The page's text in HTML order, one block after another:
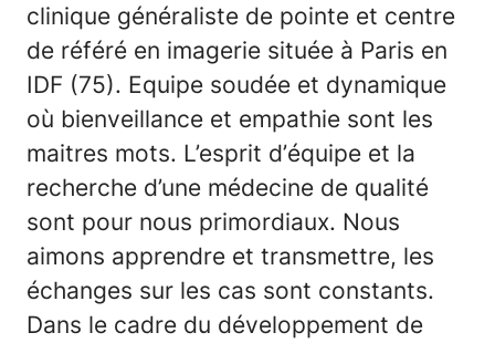
clinique généraliste de pointe et centre
de référé en imagerie située à Paris en
IDF (75). Equipe soudée et dynamique
où bienveillance et empathie sont les
maitres mots. L’esprit d’équipe et la
recherche d’une médecine de qualité
sont pour nous primordiaux. Nous
aimons apprendre et transmettre, les
échanges sur les cas sont constants.
Dans le cadre du développement de